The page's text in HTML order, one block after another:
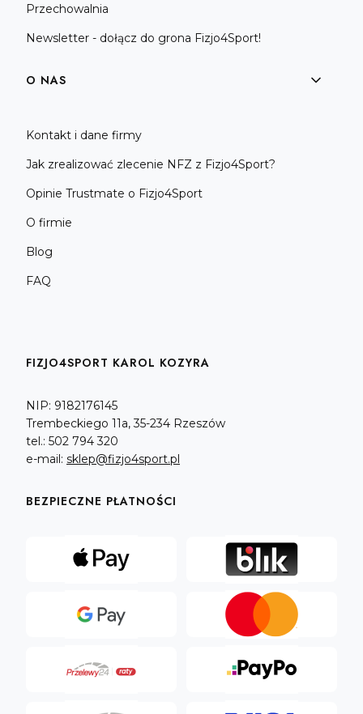
Przechowalnia
Newsletter - dołącz do grona Fizjo4Sport!
O NAS
Kontakt i dane firmy
Jak zrealizować zlecenie NFZ z Fizjo4Sport?
Opinie Trustmate o Fizjo4Sport
O firmie
Blog
FAQ
FIZJO4SPORT KAROL KOZYRA
NIP: 9182176145
Trembeckiego 11a, 35-234 Rzeszów
tel.: 502 794 320
e-mail: sklep@fizjo4sport.pl
BEZPIECZNE PŁATNOŚCI